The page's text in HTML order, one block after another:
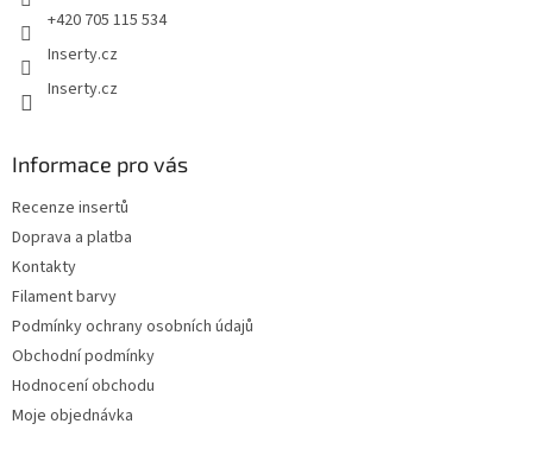
+420 705 115 534
Inserty.cz
Inserty.cz
Informace pro vás
Recenze insertů
Doprava a platba
Kontakty
Filament barvy
Podmínky ochrany osobních údajů
Obchodní podmínky
Hodnocení obchodu
Moje objednávka